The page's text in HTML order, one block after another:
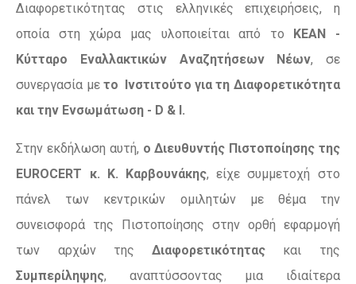
Διαφορετικότητας στις ελληνικές επιχειρήσεις, η
οποία στη χώρα μας υλοποιείται από το ΚΕΑΝ -
Κύτταρο Εναλλακτικών Αναζητήσεων Νέων, σε
συνεργασία με το Ινστιτούτο για τη Διαφορετικότητα
και την Ενσωμάτωση - D & I.
Στην εκδήλωση αυτή, ο Διευθυντής Πιστοποίησης της
EUROCERT κ. Κ. Καρβουνάκης, είχε συμμετοχή στο
πάνελ των κεντρικών ομιλητών με θέμα την
συνεισφορά της Πιστοποίησης στην ορθή εφαρμογή
των αρχών τηςΔιαφορετικότητας και της
Συμπερίληψης, αναπτύσσοντας μια ιδιαίτερα